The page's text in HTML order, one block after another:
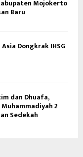
Mojokerto
Baru
Dongkrak IHSG
dan Dhuafa,
2
Sedekah